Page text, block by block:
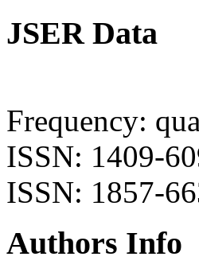
JSER Data
Frequency:
ISSN: 1409-
ISSN: 1857-
Authors Info